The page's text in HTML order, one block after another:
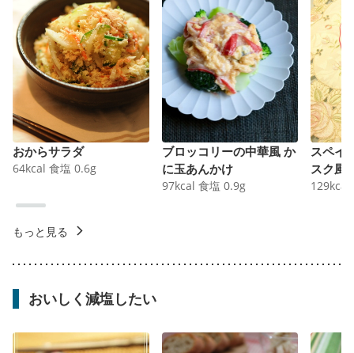
おからサラダ
64kcal 食塩 0.6g
ブロッコリーの中華風 か
に玉あんかけ
97kcal 食塩 0.9g
スペイ
スク風
129kcal
もっと見る
おいしく減塩したい